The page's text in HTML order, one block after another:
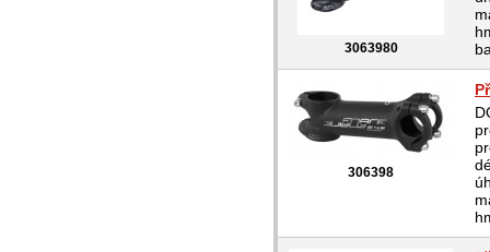
3063980
306398